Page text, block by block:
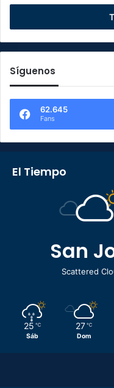
Síguenos
62.645
Fans
El Tiempo
San
Scattered
25 ℃
Sáb
27 ℃
Dom